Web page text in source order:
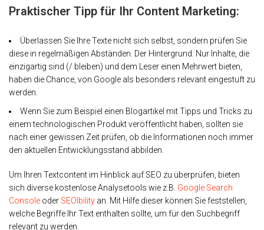
Praktischer Tipp für Ihr Content Marketing:
Überlassen Sie Ihre Texte nicht sich selbst, sondern prüfen Sie
diese in regelmäßigen Abständen. Der Hintergrund: Nur Inhalte, die
einzigartig sind (/ bleiben) und dem Leser einen Mehrwert bieten,
haben die Chance, von Google als besonders relevant eingestuft zu
werden.
Wenn Sie zum Beispiel einen Blogartikel mit Tipps und Tricks zu
einem technologischen Produkt veröffentlicht haben, sollten sie
nach einer gewissen Zeit prüfen, ob die Informationen noch immer
den aktuellen Entwicklungsstand abbilden.
Um Ihren Textcontent im Hinblick auf SEO zu überprüfen, bieten
sich diverse kostenlose Analysetools wie z.B. Google Search
Console oder SEOlbility an. Mit Hilfe dieser können Sie feststellen,
welche Begriffe Ihr Text enthalten sollte, um für den Suchbegriff
relevant zu werden.